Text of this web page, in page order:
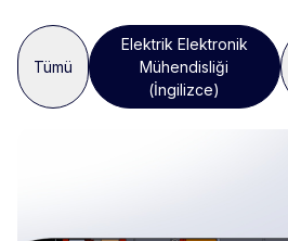
Tümü
Elektrik Elektronik
Mühendisliği
(İngilizce)